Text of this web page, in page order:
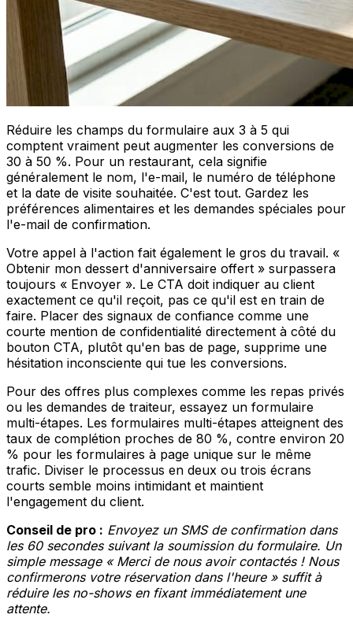
Réduire les champs du formulaire aux 3 à 5 qui
comptent vraiment peut augmenter les conversions de
30 à 50 %. Pour un restaurant, cela signifie
généralement le nom, l'e-mail, le numéro de téléphone
et la date de visite souhaitée. C'est tout. Gardez les
préférences alimentaires et les demandes spéciales pour
l'e-mail de confirmation.
Votre appel à l'action fait également le gros du travail. «
Obtenir mon dessert d'anniversaire offert » surpassera
toujours « Envoyer ». Le CTA doit indiquer au client
exactement ce qu'il reçoit, pas ce qu'il est en train de
faire. Placer des signaux de confiance comme une
courte mention de confidentialité directement à côté du
bouton CTA, plutôt qu'en bas de page, supprime une
hésitation inconsciente qui tue les conversions.
Pour des offres plus complexes comme les repas privés
ou les demandes de traiteur, essayez un formulaire
multi-étapes. Les formulaires multi-étapes atteignent des
taux de complétion proches de 80 %, contre environ 20
% pour les formulaires à page unique sur le même
trafic. Diviser le processus en deux ou trois écrans
courts semble moins intimidant et maintient
l'engagement du client.
Conseil de pro : Envoyez un SMS de confirmation dans
les 60 secondes suivant la soumission du formulaire. Un
simple message « Merci de nous avoir contactés ! Nous
confirmerons votre réservation dans l'heure » suffit à
réduire les no-shows en fixant immédiatement une
attente.